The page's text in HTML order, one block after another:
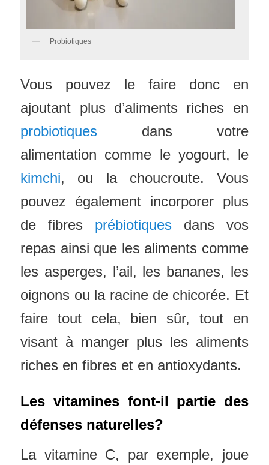
Probiotiques
Vous pouvez le faire donc en
ajoutant plus d’aliments riches en
probiotiques dans votre
alimentation comme le yogourt, le
kimchi, ou la choucroute. Vous
pouvez également incorporer plus
de fibres prébiotiques dans vos
repas ainsi que les aliments comme
les asperges, l’ail, les bananes, les
oignons ou la racine de chicorée. Et
faire tout cela, bien sûr, tout en
visant à manger plus les aliments
riches en fibres et en antioxydants.
Les vitamines font-il partie des
défenses naturelles?
La vitamine C, par exemple, joue